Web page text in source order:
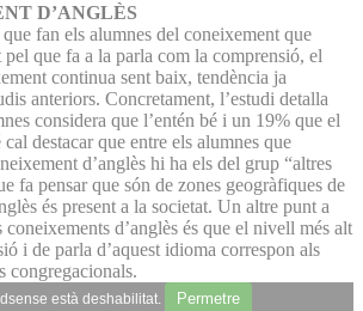
D’ANGLÈS
fan els alumnes del coneixement que
pel que fa a la parla com la comprensió, el
continua sent baix, tendència ja
anteriors. Concretament, l’estudi detalla
considera que l’entén bé i un 19% que el
destacar que entre els alumnes que
d’anglès hi ha els del grup “altres
fa pensar que són de zones geogràfiques de
és present a la societat. Un altre punt a
coneixements d’anglès és que el nivell més alt
i de parla d’aquest idioma correspon als
congregacionals.
està deshabilitat. Permetre